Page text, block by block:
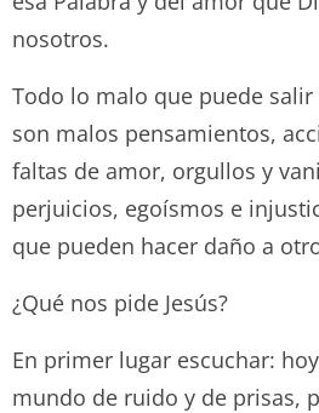
nosotros.
Todo lo malo que puede
son malos pensamientos,
faltas de amor, orgullos y
perjuicios, egoísmos e
que pueden hacer daño a
¿Qué nos pide Jesús?
En primer lugar escuchar:
mundo de ruido y de prisas,